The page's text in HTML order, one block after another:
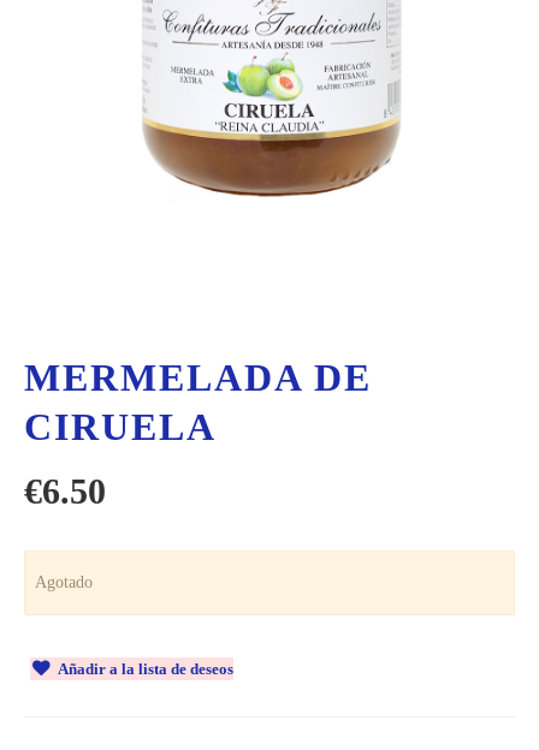
MERMELADA DE
CIRUELA
€6.50
Agotado
Añadir a la lista de deseos